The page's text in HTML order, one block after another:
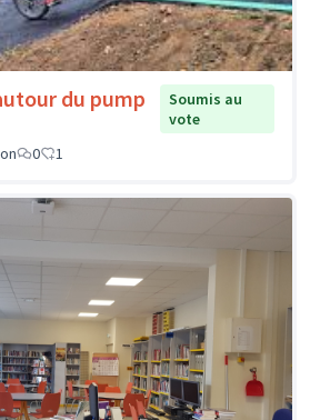
du pump
Soumis au
vote
0 1